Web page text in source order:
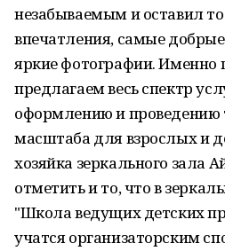
незабываемым и оставил
впечатления, самые
яркие фотографии. Именно
предлагаем весь спектр
оформлению и проведению
масштаба для взрослых и
хозяйка зеркального зала
отметить и то, что в
"Школа ведущих детских
учатся организаторским